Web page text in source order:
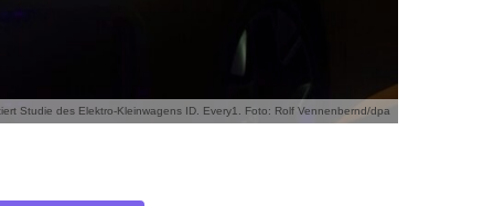
Studie des Elektro-Kleinwagens ID. Every1. Foto: Rolf Vennenbernd/dpa